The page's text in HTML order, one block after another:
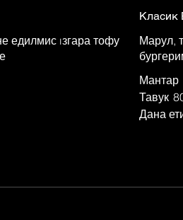
едилмис ıзгара тофу
Класик
Марул,
Мантар
Тавук
Дана